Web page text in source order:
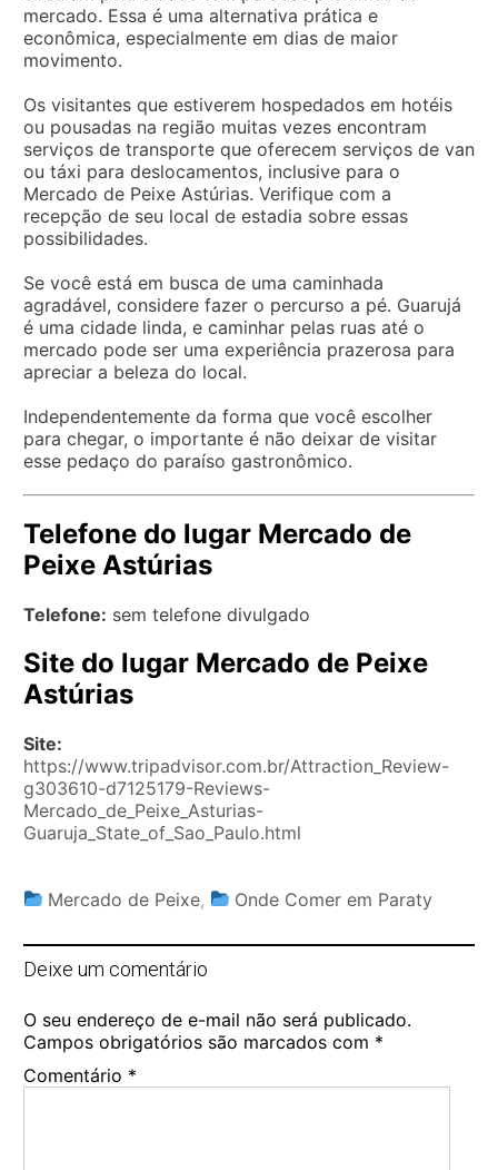
mercado. Essa é uma alternativa prática e
econômica, especialmente em dias de maior
movimento.
Os visitantes que estiverem hospedados em hotéis
ou pousadas na região muitas vezes encontram
serviços de transporte que oferecem serviços de van
ou táxi para deslocamentos, inclusive para o
Mercado de Peixe Astúrias. Verifique com a
recepção de seu local de estadia sobre essas
possibilidades.
Se você está em busca de uma caminhada
agradável, considere fazer o percurso a pé. Guarujá
é uma cidade linda, e caminhar pelas ruas até o
mercado pode ser uma experiência prazerosa para
apreciar a beleza do local.
Independentemente da forma que você escolher
para chegar, o importante é não deixar de visitar
esse pedaço do paraíso gastronômico.
Telefone do lugar Mercado de
Peixe Astúrias
Telefone: sem telefone divulgado
Site do lugar Mercado de Peixe
Astúrias
Site:
https://www.tripadvisor.com.br/Attraction_Review-
g303610-d7125179-Reviews-
Mercado_de_Peixe_Asturias-
Guaruja_State_of_Sao_Paulo.html
Mercado de Peixe, Onde Comer em Paraty
Deixe um comentário
O seu endereço de e-mail não será publicado.
Campos obrigatórios são marcados com *
Comentário *